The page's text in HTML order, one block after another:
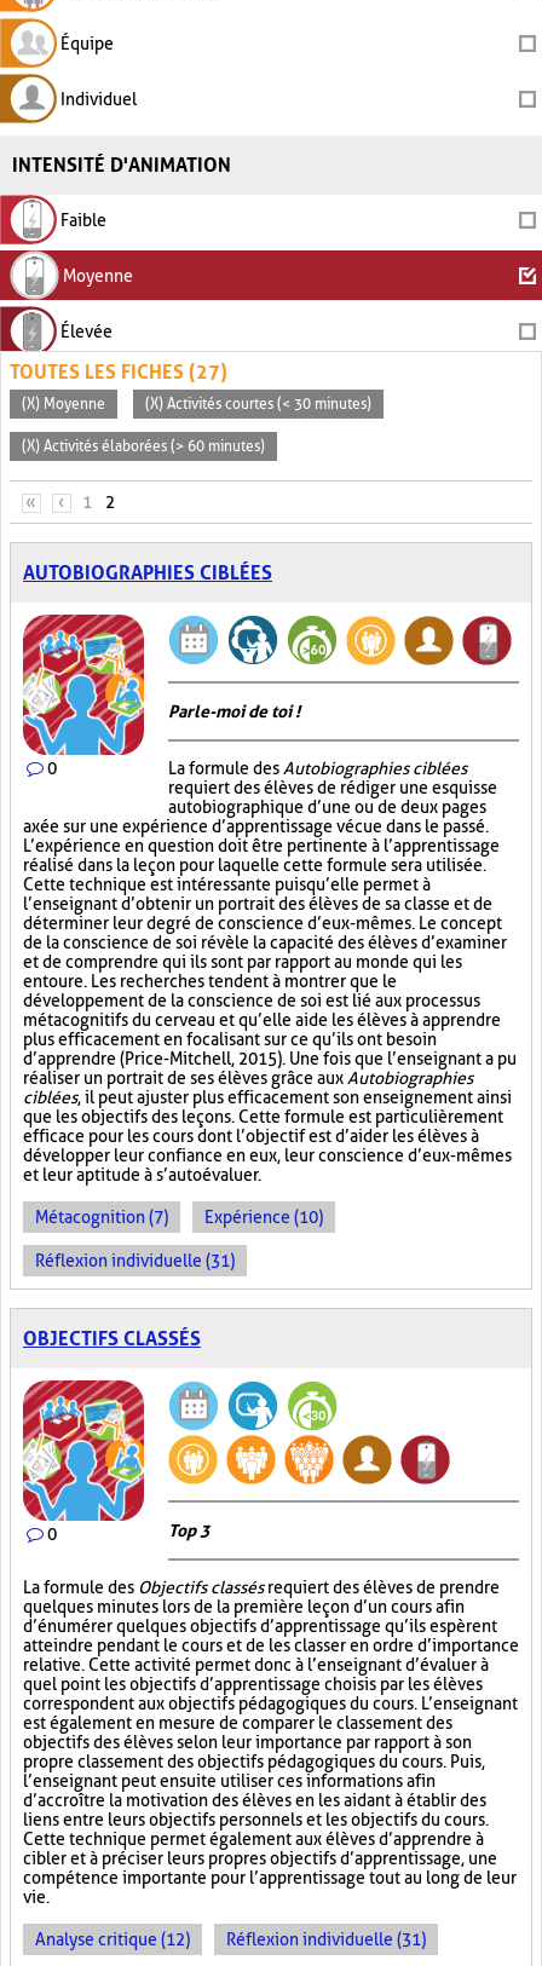
Équipe
Individuel
INTENSITÉ D'ANIMATION
Faible
Moyenne
Élevée
TOUTES LES FICHES (27)
(X) Moyenne (X) Activités courtes (< 30 minutes)
(X) Activités élaborées (> 60 minutes)
PAGES
« ‹ 1 2
AUTOBIOGRAPHIES CIBLÉES
0
Parle-moi de toi !
La formule des Autobiographies ciblées
requiert des élèves de rédiger une esquisse
autobiographique d’une ou de deux pages
axée sur une expérience d’apprentissage vécue dans le passé.
L’expérience en question doit être pertinente à l’apprentissage
réalisé dans la leçon pour laquelle cette formule sera utilisée.
Cette technique est intéressante puisqu’elle permet à
l’enseignant d’obtenir un portrait des élèves de sa classe et de
déterminer leur degré de conscience d’eux-mêmes. Le concept
de la conscience de soi révèle la capacité des élèves d’examiner
et de comprendre qui ils sont par rapport au monde qui les
entoure. Les recherches tendent à montrer que le
développement de la conscience de soi est lié aux processus
métacognitifs du cerveau et qu’elle aide les élèves à apprendre
plus efficacement en focalisant sur ce qu’ils ont besoin
d’apprendre (Price-Mitchell, 2015). Une fois que l’enseignant a pu
réaliser un portrait de ses élèves grâce aux Autobiographies
ciblées, il peut ajuster plus efficacement son enseignement ainsi
que les objectifs des leçons. Cette formule est particulièrement
efficace pour les cours dont l’objectif est d’aider les élèves à
développer leur confiance en eux, leur conscience d’eux-mêmes
et leur aptitude à s’autoévaluer.
Métacognition (7) Expérience (10)
Réflexion individuelle (31)
OBJECTIFS CLASSÉS
0 Top 3
La formule des Objectifs classésrequiert des élèves de prendre
quelques minutes lors de la première leçon d’un cours afin
d’énumérer quelques objectifs d’apprentissage qu’ils espèrent
atteindre pendant le cours et de les classer en ordre d’importance
relative. Cette activité permet donc à l’enseignant d’évaluer à
quel point les objectifs d’apprentissage choisis par les élèves
correspondent aux objectifs pédagogiques du cours. L’enseignant
est également en mesure de comparer le classement des
objectifs des élèves selon leur importance par rapport à son
propre classement des objectifs pédagogiques du cours. Puis,
l’enseignant peut ensuite utiliser ces informations afin
d’accroître la motivation des élèves en les aidant à établir des
liens entre leurs objectifs personnels et les objectifs du cours.
Cette technique permet également aux élèves d’apprendre à
cibler et à préciser leurs propres objectifs d’apprentissage, une
compétence importante pour l’apprentissage tout au long de leur
vie.
Analyse critique (12) Réflexion individuelle (31)